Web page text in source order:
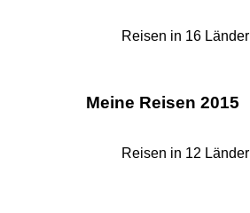
Reisen in 16 Länder
Meine Reisen 2015
Reisen in 12 Länder